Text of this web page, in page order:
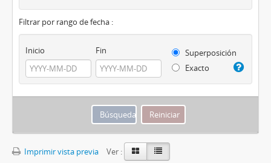
Filtrar por rango de fecha :
Inicio Fin
Superposición
Exacto
Imprimir vista previa
Ver :